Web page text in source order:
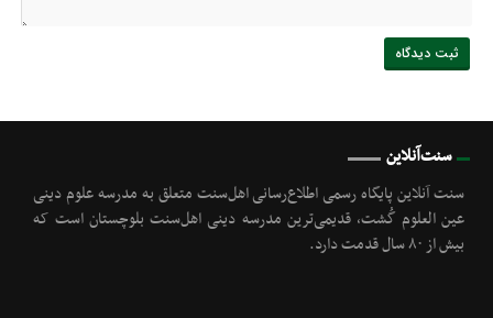
سنت‌آنلاین
سنت آنلاین پایگاه رسمی اطلاع‌رسانی اهل‌سنت متعلق به مدرسه علوم دینی
عین العلوم گُشت, قدیمی‌ترین مدرسه دینی اهل‌سنت بلوچستان است که
بیش از ۸۰ سال قدمت دارد.